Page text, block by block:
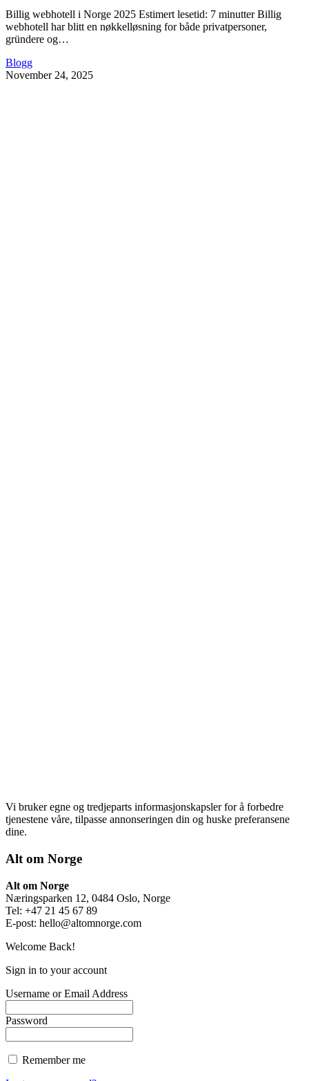
Billig webhotell i Norge 2025 Estimert lesetid: 7 minutter Billig
webhotell har blitt en nøkkelløsning for både privatpersoner,
gründere og…
Blogg
November 24, 2025
Vi bruker egne og tredjeparts informasjonskapsler for å forbedre
tjenestene våre, tilpasse annonseringen din og huske preferansene
dine.
Alt om Norge
Alt om Norge
Næringsparken 12, 0484 Oslo, Norge
Tel: +47 21 45 67 89
E-post: hello@altomnorge.com
Welcome Back!
Sign in to your account
Username or Email Address
Password
Remember me